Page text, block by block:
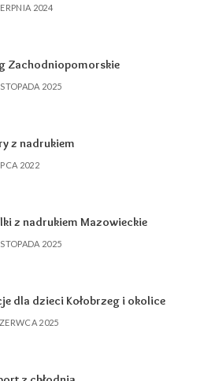
2024
Zachodniopomorskie
2025
z nadrukiem
2022
z nadrukiem Mazowieckie
2025
dla dzieci Kołobrzeg i okolice
2025